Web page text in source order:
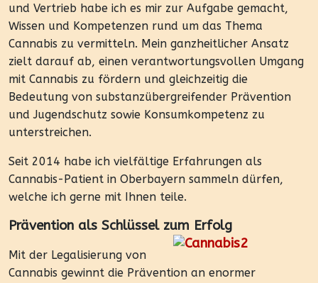
und Vertrieb habe ich es mir zur Aufgabe gemacht,
Wissen und Kompetenzen rund um das Thema
Cannabis zu vermitteln. Mein ganzheitlicher Ansatz
zielt darauf ab, einen verantwortungsvollen Umgang
mit Cannabis zu fördern und gleichzeitig die
Bedeutung von substanzübergreifender Prävention
und Jugendschutz sowie Konsumkompetenz zu
unterstreichen.
Seit 2014 habe ich vielfältige Erfahrungen als
Cannabis-Patient in Oberbayern sammeln dürfen,
welche ich gerne mit Ihnen teile.
Prävention als Schlüssel zum Erfolg
Mit der Legalisierung von
Cannabis gewinnt die Prävention an enormer